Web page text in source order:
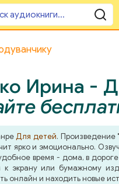
Ирина -
Для детей. Произведение
ярко и эмоционально.
время - дома, в
экрану или бумажному
онлайн и находить новые